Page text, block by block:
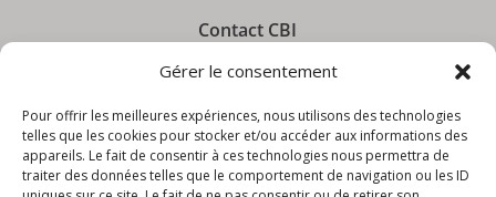
Gérer le consentement
Pour offrir les meilleures expériences, nous utilisons des technologies
telles que les cookies pour stocker et/ou accéder aux informations des
appareils. Le fait de consentir à ces technologies nous permettra de
traiter des données telles que le comportement de navigation ou les ID
Contact CBI
Informations CBI